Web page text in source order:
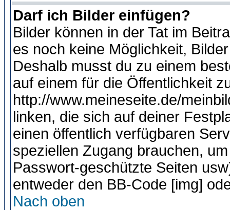
Darf ich Bilder einfügen?
Bilder können in der Tat im
es noch keine Möglichkeit,
Deshalb musst du zu einem
auf einem für die Öffentlichkeit
http://www.meineseite.de/
linken, die sich auf deiner
einen öffentlich verfügbaren
speziellen Zugang brauchen,
Passwort-geschützte Seiten
entweder den BB-Code [img]
Nach oben